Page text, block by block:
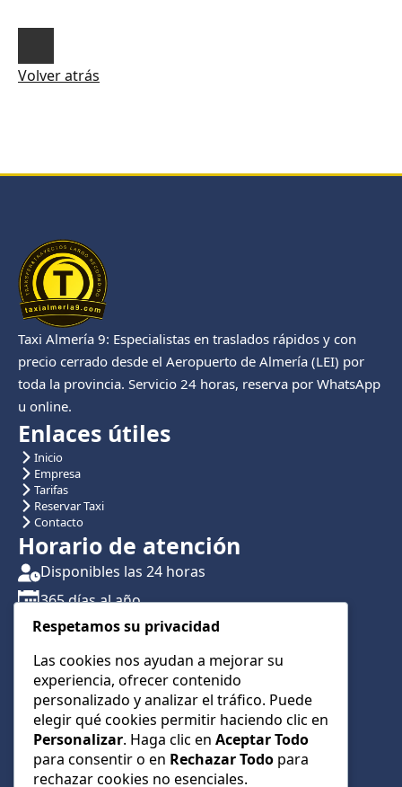
Volver atrás
Taxi Almería 9: Especialistas en traslados rápidos y con
precio cerrado desde el Aeropuerto de Almería (LEI) por
toda la provincia. Servicio 24 horas, reserva por WhatsApp
u online.
Enlaces útiles
Inicio
Empresa
Tarifas
Reservar Taxi
Contacto
Horario de atención
Disponibles las 24 horas
365 días al año
Traslados con reserva previa
Atención por teléfono y WhatsApp 24/7
CONTÁCTANOS
+34 622 01 23 74
+34 622 01 23 74
info@taxialmeria9.com
Respetamos su privacidad
Las cookies nos ayudan a mejorar su
experiencia, ofrecer contenido
personalizado y analizar el tráfico. Puede
elegir qué cookies permitir haciendo clic en
Personalizar. Haga clic en Aceptar Todo
para consentir o en Rechazar Todo para
rechazar cookies no esenciales.